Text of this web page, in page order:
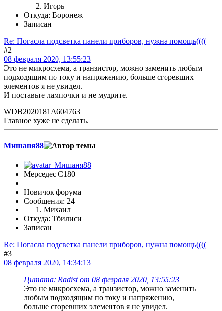
Игорь
Откуда: Воронеж
Записан
Re: Погасла подсветка панели приборов, нужна помощь((((
#2
08 февраля 2020, 13:55:23
Это не микросхема, а транзистор, можно заменить любым
подходящим по току и напряжению, больше сгоревших
элементов я не увидел.
И поставьте лампочки и не мудрите.
WDB2020181A604763
Главное хуже не сделать.
Мишаня88
Мерседес C180
Новичок форума
Сообщения: 24
Михаил
Откуда: Тбилиси
Записан
Re: Погасла подсветка панели приборов, нужна помощь((((
#3
08 февраля 2020, 14:34:13
Цитата: Radist от 08 февраля 2020, 13:55:23
Это не микросхема, а транзистор, можно заменить
любым подходящим по току и напряжению,
больше сгоревших элементов я не увидел.